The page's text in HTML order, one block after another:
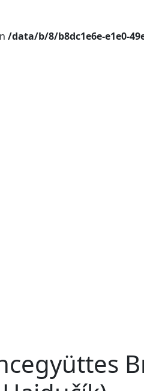
/data/b/8/b8dc1e6e-e1e0-